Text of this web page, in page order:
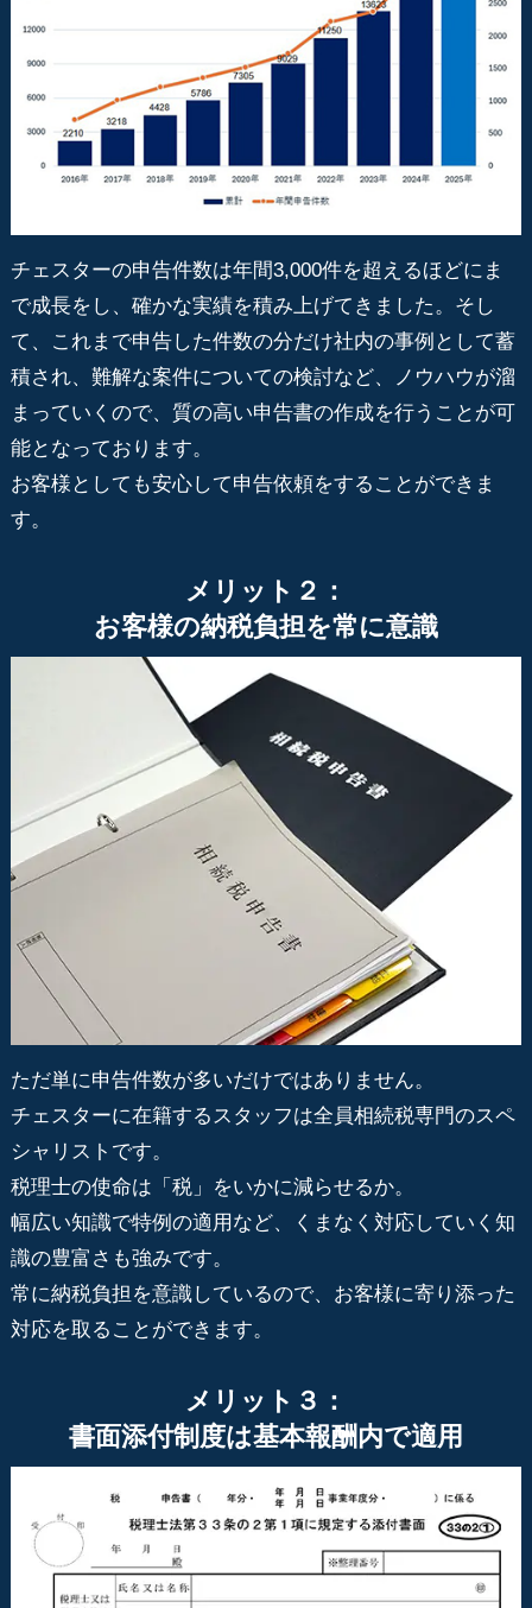
チェスターの申告件数は年間3,000件を超えるほどにま
で成長をし、確かな実績を積み上げてきました。そし
て、これまで申告した件数の分だけ社内の事例として蓄
積され、難解な案件についての検討など、ノウハウが溜
まっていくので、質の高い申告書の作成を行うことが可
能となっております。
お客様としても安心して申告依頼をすることができま
す。
メリット２：
お客様の納税負担を常に意識
ただ単に申告件数が多いだけではありません。
チェスターに在籍するスタッフは全員相続税専門のスペ
シャリストです。
税理士の使命は「税」をいかに減らせるか。
幅広い知識で特例の適用など、くまなく対応していく知
識の豊富さも強みです。
常に納税負担を意識しているので、お客様に寄り添った
対応を取ることができます。
メリット３：
書面添付制度は基本報酬内で適用